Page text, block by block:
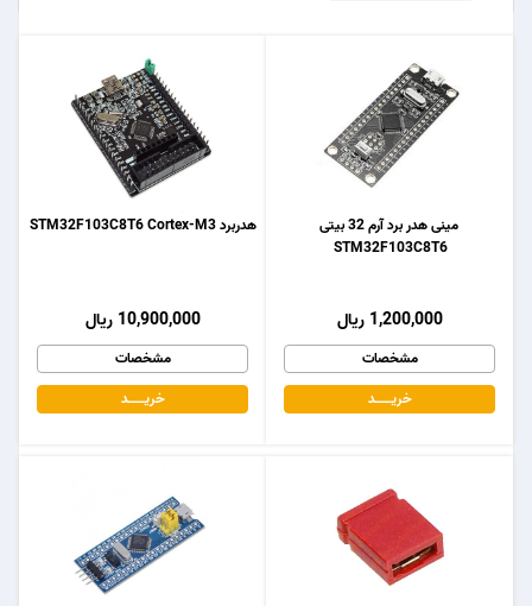
هدربرد STM32F103C8T6 Cortex-M3
10,900,000 ریال
مشخصات
خریـــــــد
مینی هدر برد آرم 32 بیتی
STM32F103C8T6
1,200,000 ریال
مشخصات
خریـــــــد